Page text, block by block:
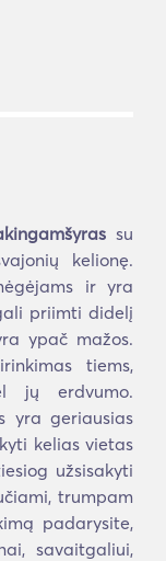
su
kelionę.
ir yra
priimti didelį
ypač mažos.
tiems,
jų erdvumo.
yra geriausias
kelias vietas
užsisakyti
trumpam
padarysite,
savaitgaliui,